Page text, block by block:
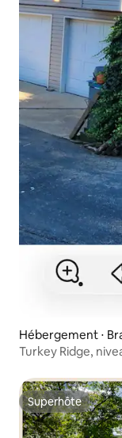
Hébergement ⋅
Turkey Ridge,
Superhôte
Superhôte